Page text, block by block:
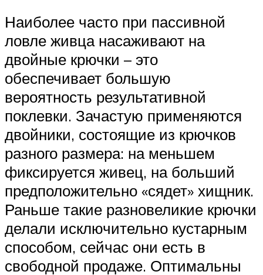
Наиболее часто при пассивной
ловле живца насаживают на
двойные крючки – это
обеспечивает большую
вероятность результативной
поклевки. Зачастую применяются
двойники, состоящие из крючков
разного размера: на меньшем
фиксируется живец, на больший
предположительно «сядет» хищник.
Раньше такие разновеликие крючки
делали исключительно кустарным
способом, сейчас они есть в
свободной продаже. Оптимальны